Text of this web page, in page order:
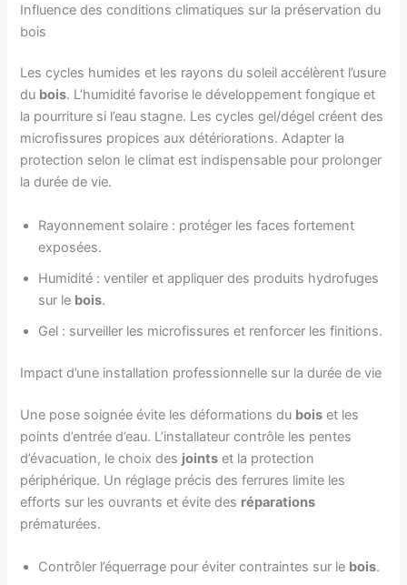
Influence des conditions climatiques sur la préservation du
bois
Les cycles humides et les rayons du soleil accélèrent l’usure
du bois. L’humidité favorise le développement fongique et
la pourriture si l’eau stagne. Les cycles gel/dégel créent des
microfissures propices aux détériorations. Adapter la
protection selon le climat est indispensable pour prolonger
la durée de vie.
Rayonnement solaire : protéger les faces fortement
exposées.
Humidité : ventiler et appliquer des produits hydrofuges
sur le bois.
Gel : surveiller les microfissures et renforcer les finitions.
Impact d’une installation professionnelle sur la durée de vie
Une pose soignée évite les déformations du bois et les
points d’entrée d’eau. L’installateur contrôle les pentes
d’évacuation, le choix des joints et la protection
périphérique. Un réglage précis des ferrures limite les
efforts sur les ouvrants et évite des réparations
prématurées.
Contrôler l’équerrage pour éviter contraintes sur le bois.